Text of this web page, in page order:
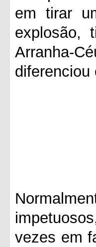
em tirar
explosão,
Arranha-
diferenciou
vezes em